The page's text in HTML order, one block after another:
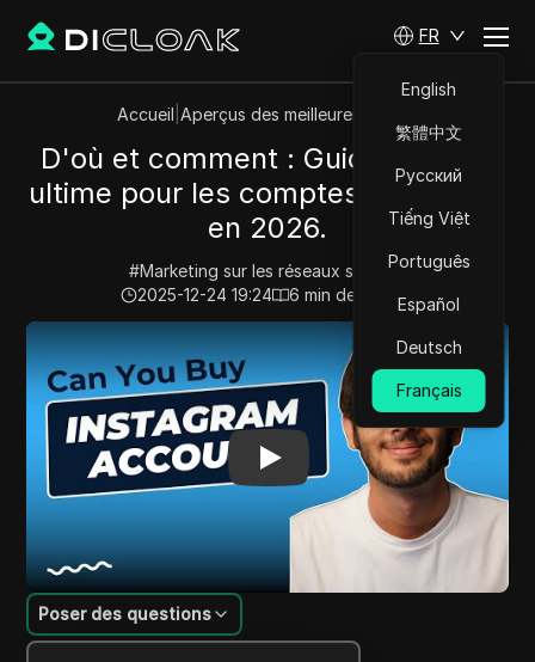
FR
English
繁體中文
Русский
Tiếng Việt
Português
Español
Deutsch
Français
Accueil Aperçus des meilleures vidéos
D'où et comment : Guide d'achat
ultime pour les comptes Instagram
en 2026.
#Marketing sur les réseaux sociaux
2025-12-24 19:24
6 min de lecture
Play Video:D'où et comment : Guide d'achat ultime
Introduction au contenu
Poser des questions